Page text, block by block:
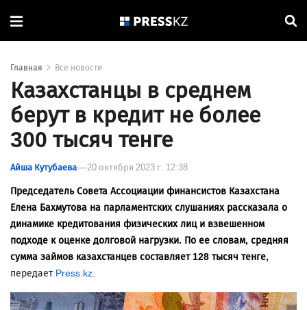
Главная Все новости
Казахстанцы в среднем
берут в кредит не более
300 тысяч тенге
Айша Кутубаева 20 октября 2023 г. 12:38
Председатель Совета Ассоциации финансистов Казахстана
Елена Бахмутова на парламентских слушаниях рассказала о
динамике кредитования физических лиц и взвешенном
подходе к оценке долговой нагрузки. По ее словам, средняя
сумма займов казахстанцев составляет 128 тысяч тенге,
передает Press.kz.